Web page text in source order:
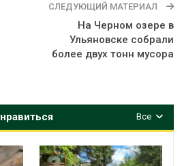
СЛЕДУЮЩИЙ МАТЕРИАЛ
На Черном озере в
Ульяновске собрали
более двух тонн мусора
Все